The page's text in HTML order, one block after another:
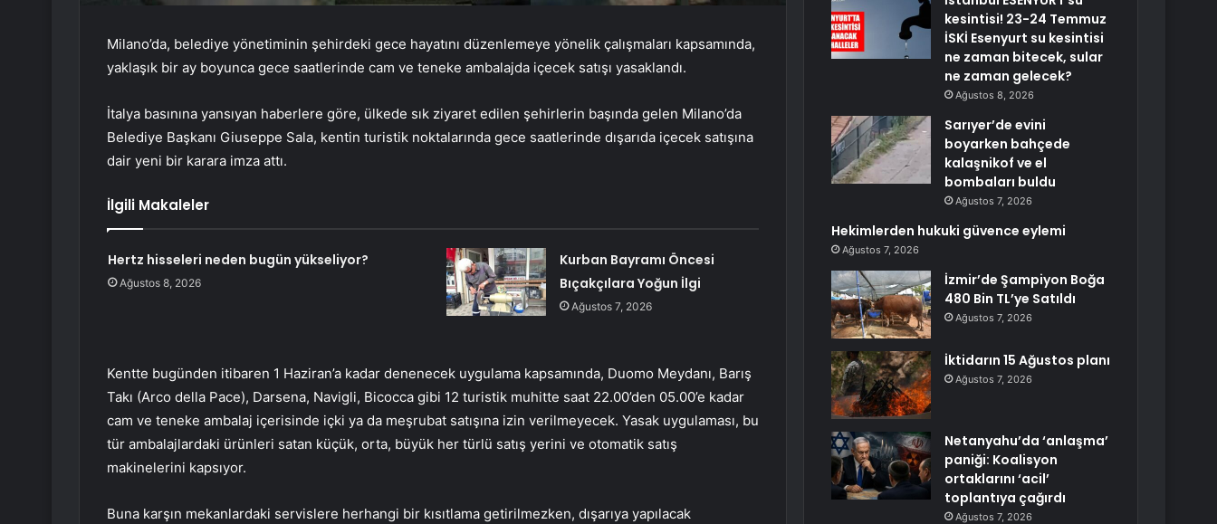
Milano’da, belediye yönetiminin şehirdeki gece hayatını düzenlemeye yönelik çalışmaları kapsamında,
yaklaşık bir ay boyunca gece saatlerinde cam ve teneke ambalajda içecek satışı yasaklandı.
İtalya basınına yansıyan haberlere göre, ülkede sık ziyaret edilen şehirlerin başında gelen Milano’da
Belediye Başkanı Giuseppe Sala, kentin turistik noktalarında gece saatlerinde dışarıda içecek satışına
dair yeni bir karara imza attı.
İlgili Makaleler
Hertz hisseleri neden bugün yükseliyor?
Ağustos 8, 2026
Kurban Bayramı Öncesi
Bıçakçılara Yoğun İlgi
Ağustos 7, 2026
Kentte bugünden itibaren 1 Haziran’a kadar denenecek uygulama kapsamında, Duomo Meydanı, Barış
Takı (Arco della Pace), Darsena, Navigli, Bicocca gibi 12 turistik muhitte saat 22.00’den 05.00’e kadar
cam ve teneke ambalaj içerisinde içki ya da meşrubat satışına izin verilmeyecek. Yasak uygulaması, bu
tür ambalajlardaki ürünleri satan küçük, orta, büyük her türlü satış yerini ve otomatik satış
makinelerini kapsıyor.
Buna karşın mekanlardaki servislere herhangi bir kısıtlama getirilmezken, dışarıya yapılacak
kesintisi! 23-24 Temmuz
İSKİ Esenyurt su kesintisi
ne zaman bitecek, sular
ne zaman gelecek?
Ağustos 8, 2026
Sarıyer’de evini
boyarken bahçede
kalaşnikof ve el
bombaları buldu
Ağustos 7, 2026
Hekimlerden hukuki güvence eylemi
Ağustos 7, 2026
İzmir’de Şampiyon Boğa
480 Bin TL’ye Satıldı
Ağustos 7, 2026
İktidarın 15 Ağustos planı
Ağustos 7, 2026
Netanyahu’da ‘anlaşma’
paniği: Koalisyon
ortaklarını ‘acil’
toplantıya çağırdı
Ağustos 7, 2026